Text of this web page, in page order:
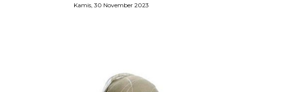
Kamis, 30 November 2023